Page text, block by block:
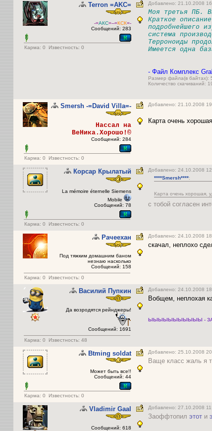
Terron =AKC=
-=АКС=--=КСК=-
Сообщений: 283
Карма: 0 Известность: 0
Добавлено: 21.10.2008
Моя третья ПБ.
Краткое
подробнейшего
система
Терроноиды
Имеется одна
- Файл Комплекс
Размер файла(в байтах):
Количество скачиваний:
Smersh -=David Villa=-
Нассал на
ВеНика.Хорошо!©
Сообщений: 284
Карма: 0 Известность: 0
Добавлено: 21.10.2008
Карта очень
Корсар Крылатый
La mémoire éternelle Siemens
Mobile
Сообщений: 78
Карма: 0 Известность: 0
Добавлено: 24.10.2008
****Smersh****:
Карта очень хорошая,
с тобой согласен
Рачеехан
Под тяжким домашним баном
незнаю насколько
Сообщений: 158
Карма: 0 Известность: 0
Добавлено: 24.10.2008
скачал, неплохо
Василий Пупкин
Да возродятся рейнджеры!
Сообщений: 1691
Карма: 0 Известность: 48
Добавлено: 24.10.2008
Вобщем, неплохая
ЫЫЫЫЫЫЫЫЫЫЫ -
Btming soldat
Может быть все!!
Сообщений: 44
Карма: 0 Известность: 0
Добавлено: 25.10.2008
Ваще класс жаль я
Vladimir Gaal
Сообщений: 618
Добавлено: 27.10.2008
Заоффтопил этот и